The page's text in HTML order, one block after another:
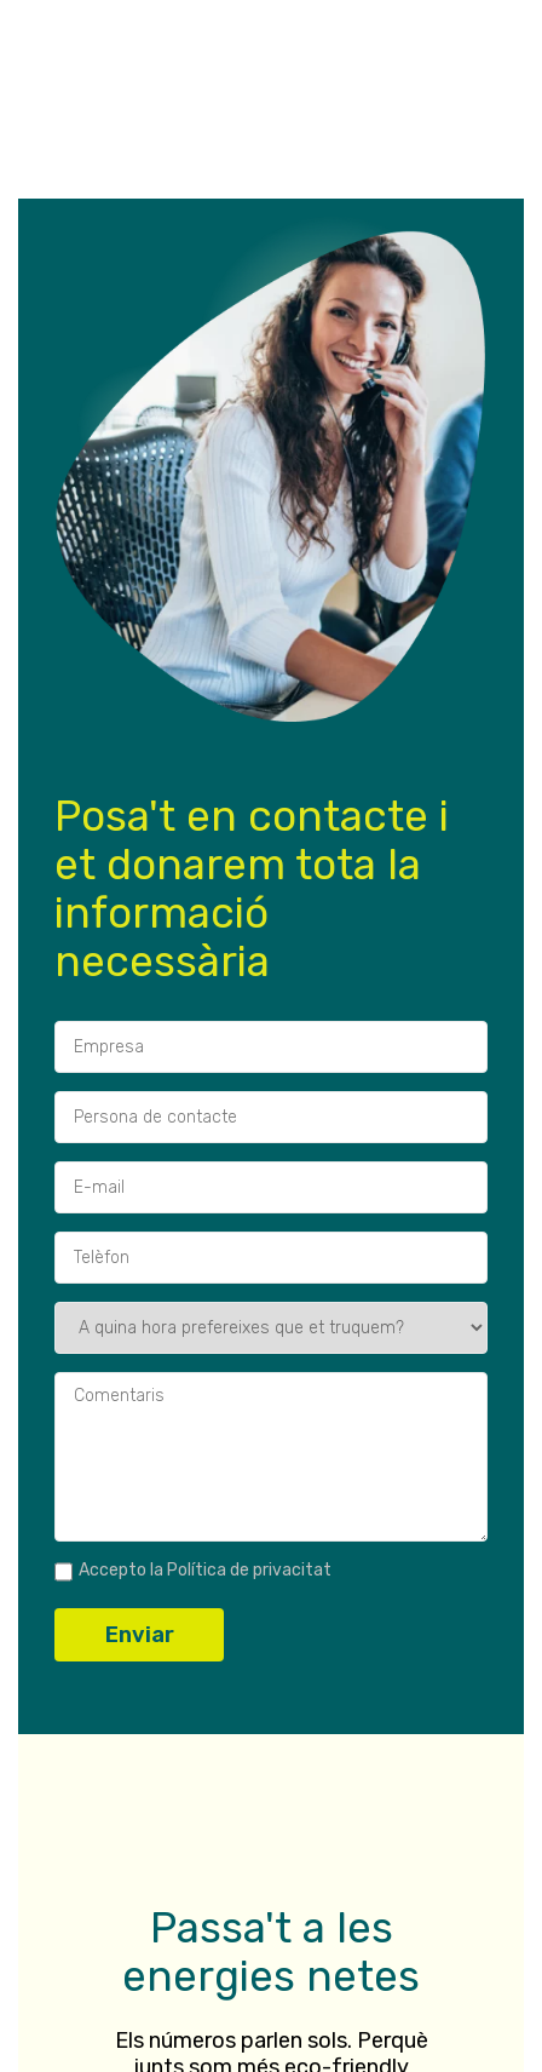
Posa't en contacte i
et donarem tota la
informació
necessària
Accepto la Política de privacitat
Passa't a les
energies netes​
Els números parlen sols. Perquè